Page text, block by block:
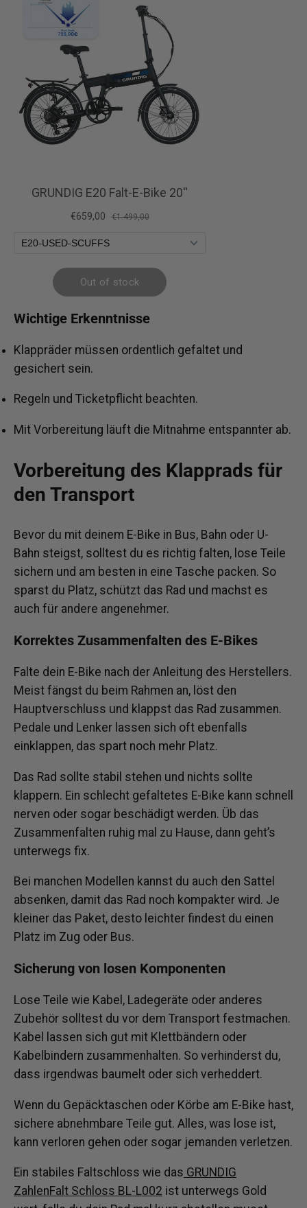
Wichtige Erkenntnisse
Klappräder müssen ordentlich gefaltet und
gesichert sein.
Regeln und Ticketpflicht beachten.
Mit Vorbereitung läuft die Mitnahme entspannter ab.
Vorbereitung des Klapprads für
den Transport
Bevor du mit deinem E-Bike in Bus, Bahn oder U-
Bahn steigst, solltest du es richtig falten, lose Teile
sichern und am besten in eine Tasche packen. So
sparst du Platz, schützt das Rad und machst es
auch für andere angenehmer.
Korrektes Zusammenfalten des E-Bikes
Falte dein E-Bike nach der Anleitung des Herstellers.
Meist fängst du beim Rahmen an, löst den
Hauptverschluss und klappst das Rad zusammen.
Pedale und Lenker lassen sich oft ebenfalls
einklappen, das spart noch mehr Platz.
Das Rad sollte stabil stehen und nichts sollte
klappern. Ein schlecht gefaltetes E-Bike kann schnell
nerven oder sogar beschädigt werden. Üb das
Zusammenfalten ruhig mal zu Hause, dann geht’s
unterwegs fix.
Bei manchen Modellen kannst du auch den Sattel
absenken, damit das Rad noch kompakter wird. Je
kleiner das Paket, desto leichter findest du einen
Platz im Zug oder Bus.
Sicherung von losen Komponenten
Lose Teile wie Kabel, Ladegeräte oder anderes
Zubehör solltest du vor dem Transport festmachen.
Kabel lassen sich gut mit Klettbändern oder
Kabelbindern zusammenhalten. So verhinderst du,
dass irgendwas baumelt oder sich verheddert.
Wenn du Gepäcktaschen oder Körbe am E-Bike hast,
sichere abnehmbare Teile gut. Alles, was lose ist,
kann verloren gehen oder sogar jemanden verletzen.
Ein stabiles Faltschloss wie das GRUNDIG
ZahlenFalt Schloss BL-L002 ist unterwegs Gold